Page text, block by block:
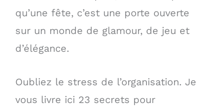
qu’une fête, c’est une porte ouverte
sur un monde de glamour, de jeu et
d’élégance.
Oubliez le stress de l’organisation. Je
vous livre ici 23 secrets pour